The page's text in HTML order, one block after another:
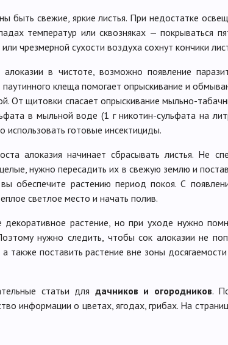
быть свежие, яркие листья. При недостатке
температур или сквозняках — покрываться
чрезмерной сухости воздуха сохнут кончики
в чистоте, возможно появление
клеща помогает опрыскивание и
От щитовки спасает опрыскивание мыльно-
в мыльной воде (1 г никотин-сульфата на
готовые инсектициды.
алоказия начинает сбрасывать листья. Не
нужно пересадить их в свежую землю и
обеспечите растению период покоя. С
светлое место и начать полив.
декоративное растение, но при уходе нужно
нужно следить, чтобы сок алоказии не
также поставить растение вне зоны
статьи для дачников и огородников.
информации о цветах, ягодах, грибах. На